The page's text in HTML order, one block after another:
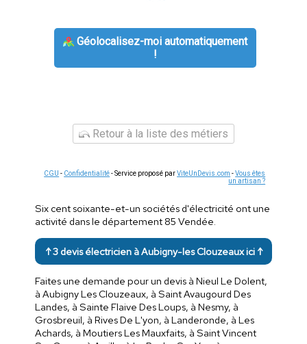
Géolocalisez-moi automatiquement
!
Retour à la liste des métiers
CGU - Confidentialité- Service proposé parViteUnDevis.com -Vous êtes
un artisan ?
Six cent soixante-et-un sociétés d'électricité ont une
activité dans le département 85 Vendée.
↑ 3 devis électricien à Aubigny-les Clouzeaux ici ↑
Faites une demande pour un devis à Nieul Le Dolent,
à Aubigny Les Clouzeaux, à Saint Avaugourd Des
Landes, à Sainte Flaive Des Loups, à Nesmy, à
Grosbreuil, à Rives De L'yon, à Landeronde, à Les
Achards, à Moutiers Les Mauxfaits, à Saint Vincent